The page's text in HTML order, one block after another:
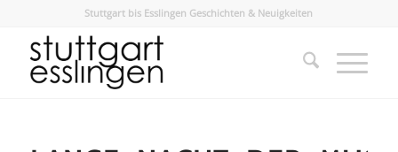
Stuttgart bis Esslingen Geschichten & Neuigkeiten